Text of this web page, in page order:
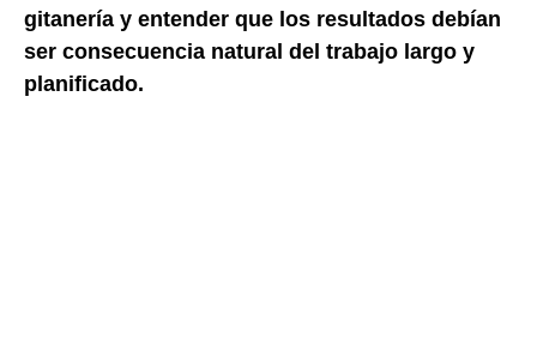
gitanería y entender que los resultados debían
ser consecuencia natural del trabajo largo y
planificado.